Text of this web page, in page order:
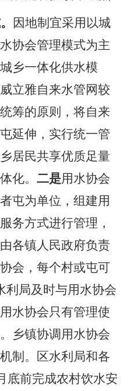
因地制宜采用以城
协会管理模式为主
城乡一体化供水模
立雅自来水管网较
筹的原则，将自来
延伸，实行统一管
居民共享优质足量
化。 二是用水协会
屯为单位，组建用
务方式进行管理，
各镇人民政府负责
会，每个村或屯可
利局及时与用水协会
水协会只有管理使
乡镇协调用水协会
制。区水利局和各
底前完成农村饮水安